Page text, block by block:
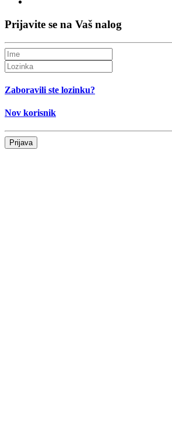
Prijavite se na Vaš nalog
Zaboravili ste lozinku?
Nov korisnik